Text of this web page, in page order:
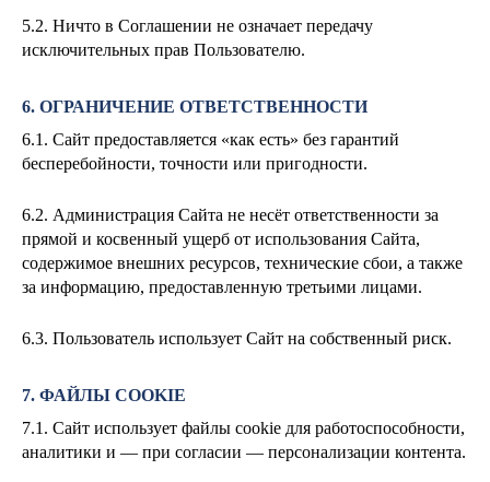
5.2. Ничто в Соглашении не означает передачу
исключительных прав Пользователю.
6. ОГРАНИЧЕНИЕ ОТВЕТСТВЕННОСТИ
6.1. Сайт предоставляется «как есть» без гарантий
бесперебойности, точности или пригодности.
6.2. Администрация Сайта не несёт ответственности за
прямой и косвенный ущерб от использования Сайта,
содержимое внешних ресурсов, технические сбои, а также
за информацию, предоставленную третьими лицами.
6.3. Пользователь использует Сайт на собственный риск.
7. ФАЙЛЫ COOKIE
7.1. Сайт использует файлы cookie для работоспособности,
аналитики и — при согласии — персонализации контента.